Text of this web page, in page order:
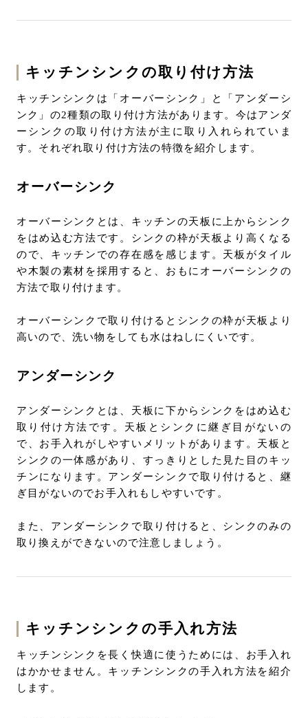
キッチンシンクの取り付け方法
キッチンシンクは「オーバーシンク」と「アンダーシ
ンク」の2種類の取り付け方法があります。今はアンダ
ーシンクの取り付け方法が主に取り入れられていま
す。それぞれ取り付け方法の特徴を紹介します。
オーバーシンク
オーバーシンクとは、キッチンの天板に上からシンク
をはめ込む方法です。シンクの枠が天板より高くなる
ので、キッチンでの存在感を感じます。天板がタイル
や木製の素材を採用すると、おもにオーバーシンクの
方法で取り付けます。
オーバーシンクで取り付けるとシンクの枠が天板より
高いので、洗い物をしても水はねしにくいです。
アンダーシンク
アンダーシンクとは、天板に下からシンクをはめ込む
取り付け方法です。天板とシンクに継ぎ目がないの
で、お手入れがしやすいメリットがあります。天板と
シンクの一体感があり、すっきりとした見た目のキッ
チンになります。アンダーシンクで取り付けると、継
ぎ目がないのでお手入れもしやすいです。
また、アンダーシンクで取り付けると、シンクのみの
取り換えができないので注意しましょう。
キッチンシンクの手入れ方法
キッチンシンクを長く快適に使うためには、お手入れ
はかかせません。キッチンシンクの手入れ方法を紹介
します。